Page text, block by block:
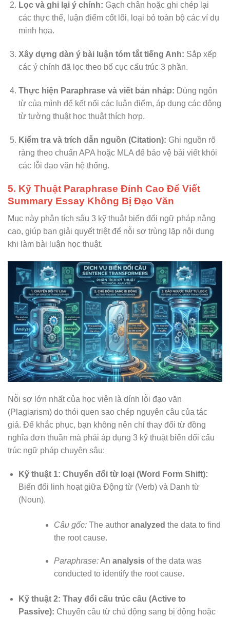
Lọc và ghi lại ý chính: Gạch chân hoặc ghi chép lại
các thực thể, luận điểm cốt lõi, loại bỏ toàn bộ các ví dụ
minh họa.
Xây dựng dàn ý bài luận tóm tắt tiếng Anh: Sắp xếp
các ý chính đã lọc theo bố cục cấu trúc 3 phần.
Thực hiện Paraphrase và viết bản nháp: Dùng ngôn
từ của mình để kết nối các luận điểm, áp dụng các động
từ tường thuật học thuật thích hợp.
Kiểm tra và trích dẫn nguồn (Citation): Ghi nguồn rõ
ràng theo chuẩn APA hoặc MLA để bảo vệ bài viết khỏi
các lỗi đạo văn hệ thống.
5. Kỹ Thuật Paraphrase Đỉnh Cao Để Viết
Summary Essay Không Bị Đạo Văn
Mục này phân tích sâu 3 kỹ thuật biến đổi ngữ pháp nâng
cao, giúp bạn giải quyết triệt để nỗi sợ trùng lặp nội dung
khi làm bài luận học thuật.
Nỗi sợ lớn nhất của học viên là dính lỗi đạo văn
(Plagiarism) do thói quen sao chép nguyên câu của tác
giả. Để khắc phục, bạn không nên chỉ thay đổi từ đồng
nghĩa đơn thuần mà phải áp dụng 3 kỹ thuật biến đổi cấu
trúc ngữ pháp chuyên sâu:
Kỹ thuật 1: Chuyển đổi từ loại (Word Form Shift):
Biến đổi linh hoạt giữa Động từ (Verb) và Danh từ
(Noun).
Câu gốc:The author analyzed the data to find
the root cause.
Paraphrase:An analysisof the data was
conducted to identify the root cause.
Kỹ thuật 2: Thay đổi cấu trúc câu (Active to
Passive): Chuyển câu từ chủ động sang bị động hoặc